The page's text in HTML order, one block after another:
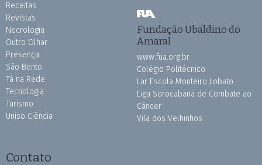
Receitas
Revistas
Necrologia
Outro Olhar
Presença
São Bento
Tá na Rede
Tecnologia
Turismo
Uniso Ciência
Fundação Ubaldino do
Amaral
www.fua.org.br
Colégio Politécnico
Lar Escola Monteiro Lobato
Liga Sorocabana de Combate ao
Câncer
Vila dos Velhinhos
Contato